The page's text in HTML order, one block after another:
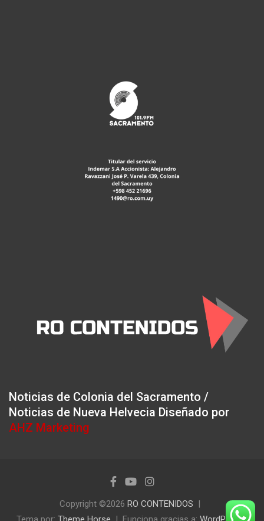
Noticias de Colonia del Sacramento /
Noticias de Nueva Helvecia Diseñado por
AHZ Marketing
Copyright ©2026 RO CONTENIDOS